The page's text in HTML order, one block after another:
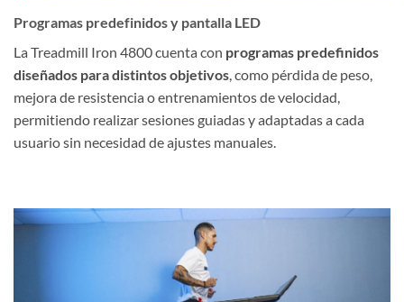
Programas predefinidos y pantalla LED
La Treadmill Iron 4800 cuenta con programas predefinidos
diseñados para distintos objetivos, como pérdida de peso,
mejora de resistencia o entrenamientos de velocidad,
permitiendo realizar sesiones guiadas y adaptadas a cada
usuario sin necesidad de ajustes manuales.